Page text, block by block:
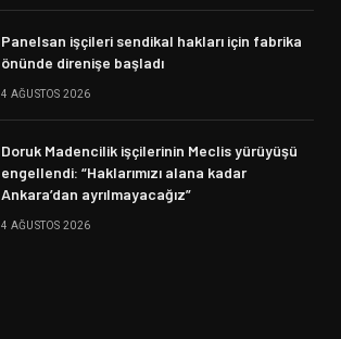
Panelsan işçileri sendikal hakları için fabrika
önünde direnişe başladı
4 AĞUSTOS 2026
Doruk Madencilik işçilerinin Meclis yürüyüşü
engellendi: “Haklarımızı alana kadar
Ankara’dan ayrılmayacağız”
4 AĞUSTOS 2026